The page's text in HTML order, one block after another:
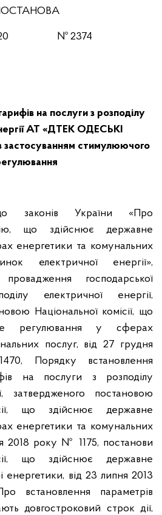
№ 2374
на послуги з розподілу
АТ «ДТЕК ОДЕСЬКІ
стимулюючого
законів України «Про
що здійснює державне
енергетики та комунальних
електричної енергії»,
господарської
електричної енергії,
Національної комісії, що
регулювання у сферах
послуг, від 27 грудня
Порядку встановлення
на послуги з розподілу
затвердженого постановою
що здійснює державне
енергетики та комунальних
2018 року № 1175, постанови
що здійснює державне
від 23 липня 2013
параметрів
довгостроковий строк дії,